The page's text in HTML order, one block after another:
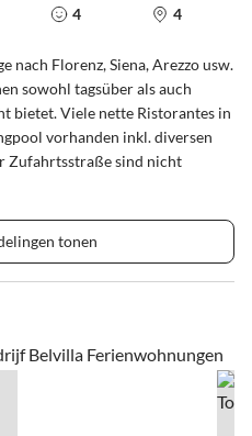
4 4
nach Florenz, Siena, Arezzo usw.
sowohl tagsüber als auch
bietet. Viele nette Ristorantes in
vorhanden inkl. diversen
Zufahrtsstraße sind nicht
tonen
Belvilla Ferienwohnungen